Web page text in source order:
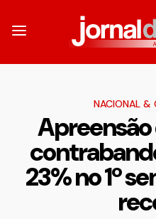
NACIONAL &
23% no 1º